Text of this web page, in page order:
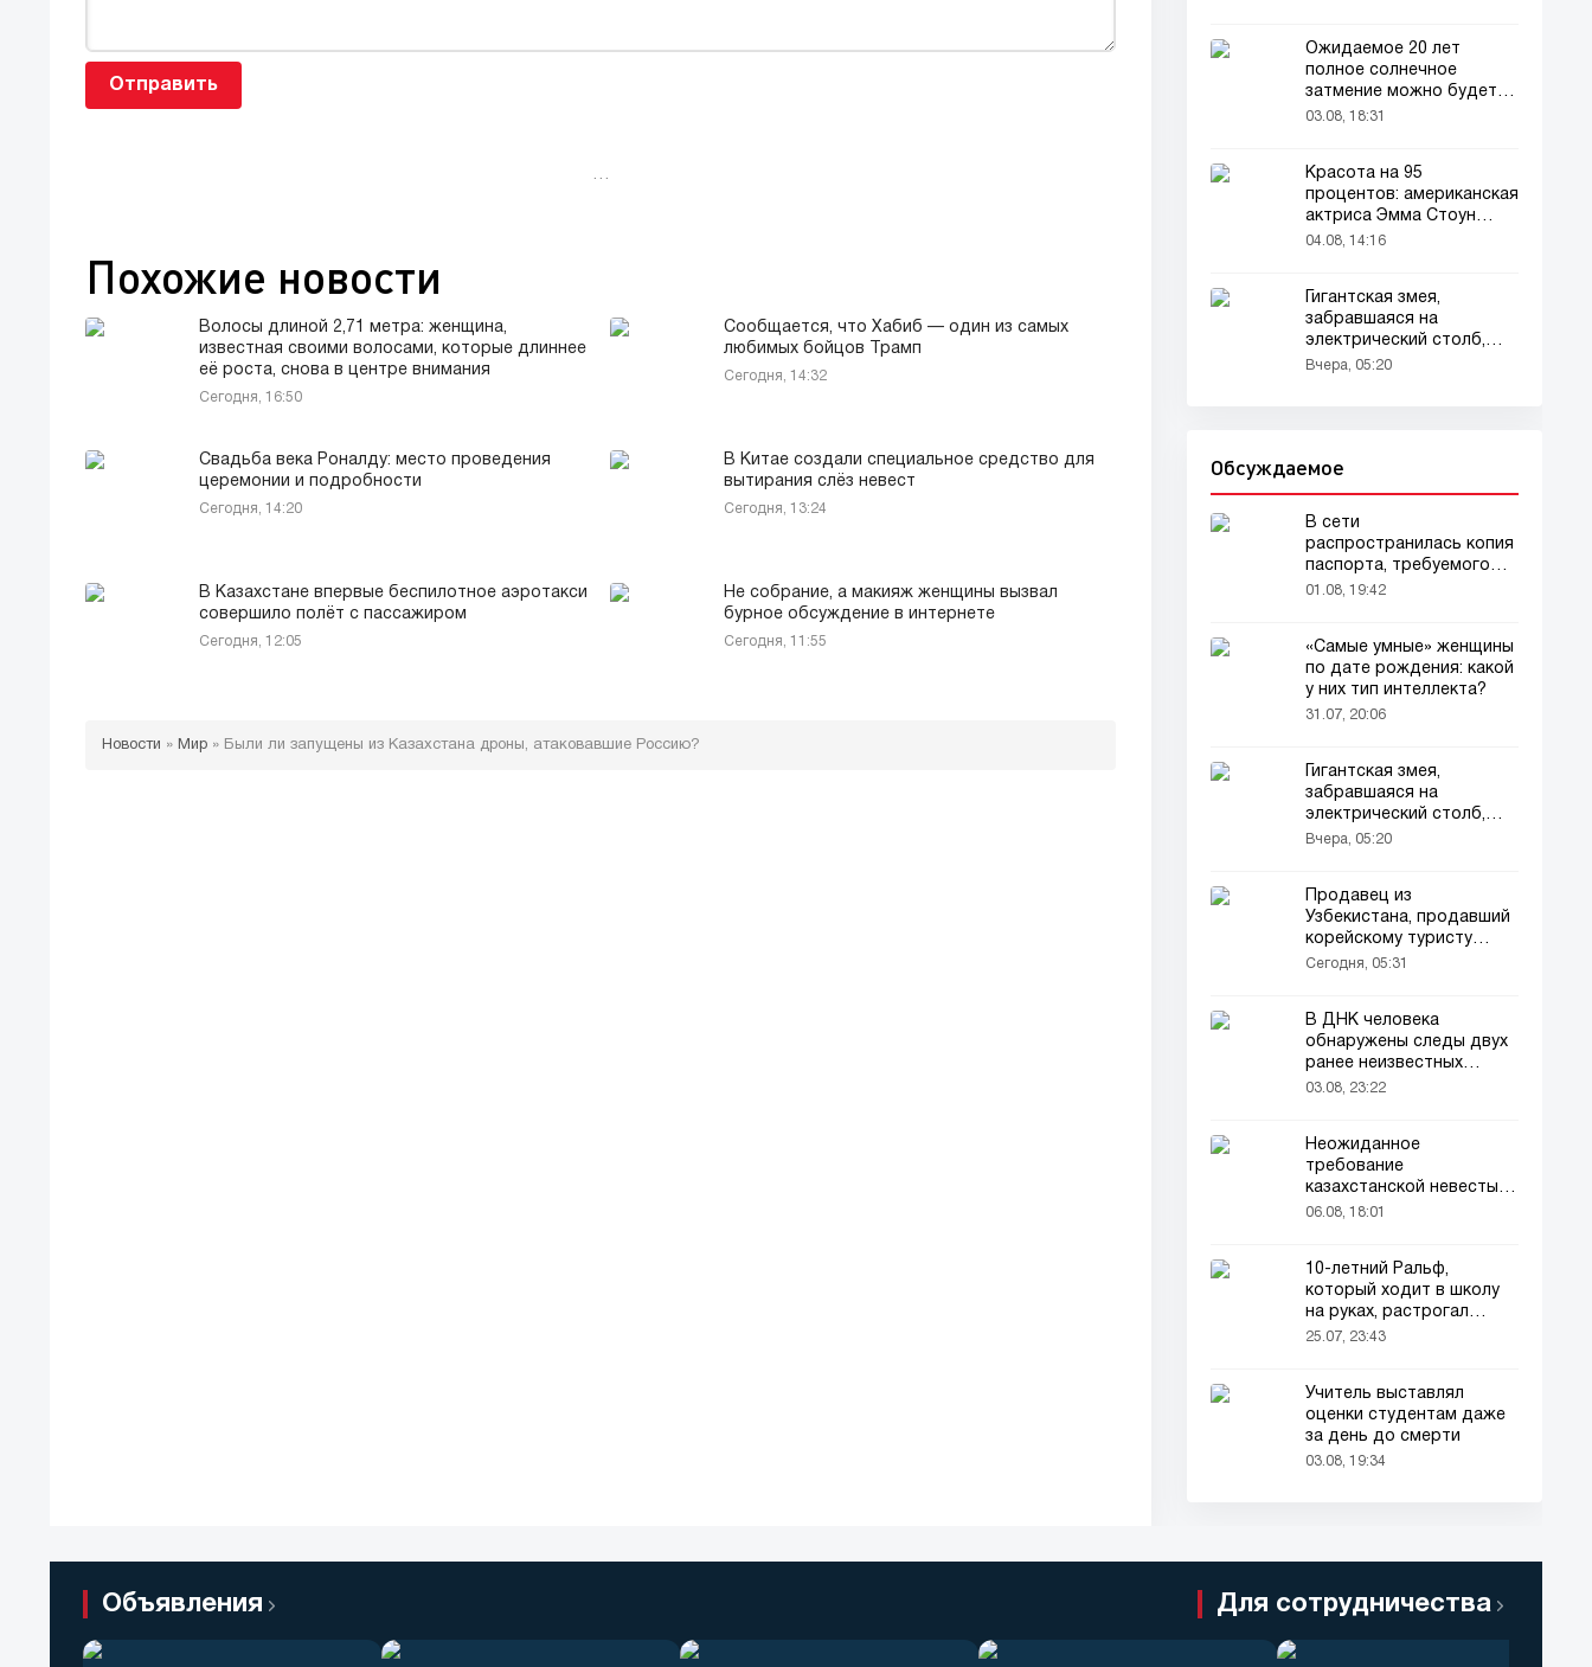
Отправить
…
Похожие новости
Волосы длиной 2,71 метра: женщина,
известная своими волосами, которые длиннее
её роста, снова в центре внимания
Сегодня, 16:50
Сообщается, что Хабиб — один из самых
любимых бойцов Трамп
Сегодня, 14:32
Свадьба века Роналду: место проведения
церемонии и подробности
Сегодня, 14:20
В Китае создали специальное средство для
вытирания слёз невест
Сегодня, 13:24
В Казахстане впервые беспилотное аэротакси
совершило полёт с пассажиром
Сегодня, 12:05
Не собрание, а макияж женщины вызвал
бурное обсуждение в интернете
Сегодня, 11:55
Новости » Мир » Были ли запущены из Казахстана дроны, атаковавшие Россию?
Ожидаемое 20 лет
полное солнечное
затмение можно будет
наблюдать в августе
03.08, 18:31
Красота на 95
процентов: американская
актриса Эмма Стоун
признана самой красивой
04.08, 14:16
Гигантская змея,
забравшаяся на
электрический столб,
погибла от удара током
Вчера, 05:20
Обсуждаемое
В сети
распространилась копия
паспорта, требуемого
для домашних животных
01.08, 19:42
«Самые умные» женщины
по дате рождения: какой
у них тип интеллекта?
31.07, 20:06
Гигантская змея,
забравшаяся на
электрический столб,
погибла от удара током
Вчера, 05:20
Продавец из
Узбекистана, продавший
корейскому туристу
напиток за 90 тысяч
телевидения
Сегодня, 05:31
В ДНК человека
обнаружены следы двух
ранее неизвестных
предков
03.08, 23:22
Неожиданное
требование
казахстанской невесты в
качестве махра удивило
06.08, 18:01
10-летний Ральф,
который ходит в школу
на руках, растрогал
пользователей соцсетей
25.07, 23:43
Учитель выставлял
оценки студентам даже
за день до смерти
03.08, 19:34
Объявления Для сотрудничества